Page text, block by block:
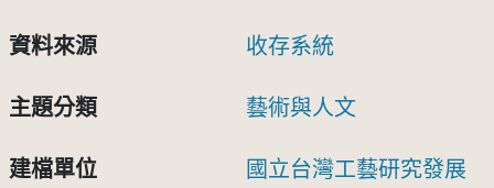
資料來源 收存系統
主題分類 藝術與人文
建檔單位
國立台灣工藝研究發展